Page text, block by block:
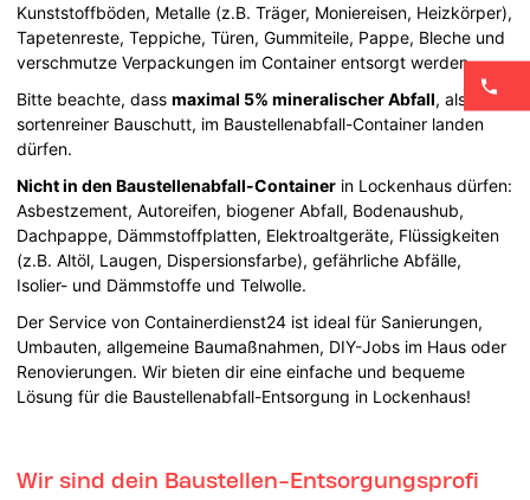
Kunststoffböden, Metalle (z.B. Träger, Moniereisen, Heizkörper),
Tapetenreste, Teppiche, Türen, Gummiteile, Pappe, Bleche und
verschmutze Verpackungen im Container entsorgt werden.
Bitte beachte, dassmaximal 5% mineralischer Abfall, also
sortenreiner Bauschutt, im Baustellenabfall-Container landen
dürfen.
Nicht in den Baustellenabfall-Container in Lockenhaus dürfen:
Asbestzement, Autoreifen, biogener Abfall, Bodenaushub,
Dachpappe, Dämmstoffplatten, Elektroaltgeräte, Flüssigkeiten
(z.B. Altöl, Laugen, Dispersionsfarbe), gefährliche Abfälle,
Isolier- und Dämmstoffe und Telwolle.
Der Service von Containerdienst24 ist ideal für Sanierungen,
Umbauten, allgemeine Baumaßnahmen, DIY-Jobs im Haus oder
Renovierungen. Wir bieten dir eine einfache und bequeme
Lösung für die Baustellenabfall-Entsorgung in Lockenhaus!
Wir sind dein Baustellen-Entsorgungsprofi